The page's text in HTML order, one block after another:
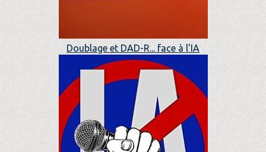
Doublage et DAD-R... face à l'IA